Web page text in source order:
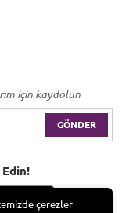
için kaydolun
GÖNDER
çerezler